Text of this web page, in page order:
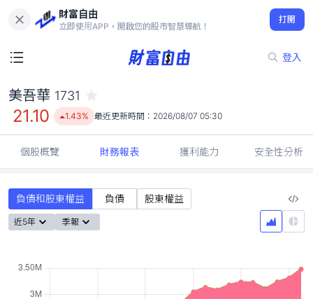
財富自由
立即使用APP，開啟您的股市智慧導航！
打開
登入
21.10
1.43%
美吾華 1731
21.10 1.43% 最近更新時間： 2026/08/07 05:30
個股概覽 財務報表 獲利能力 安全性分析
負債和股東權益 負債 股東權益
近5年 季報